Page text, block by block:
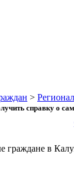
>
справку о
граждане в